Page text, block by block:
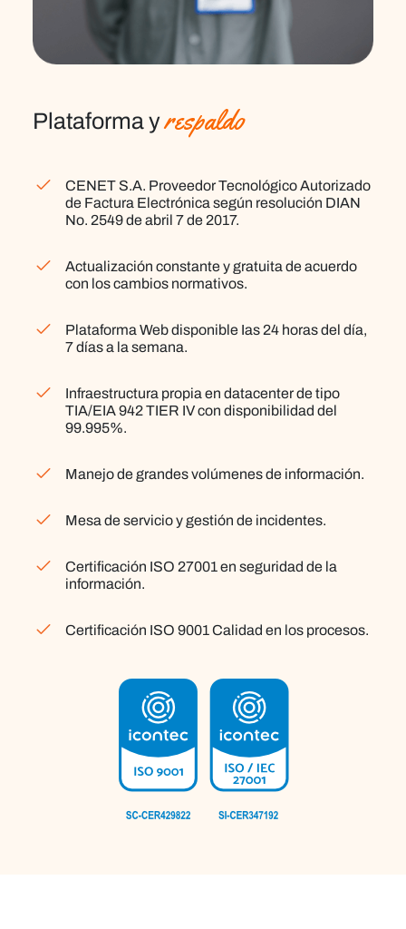
Plataforma yrespaldo
CENET S.A. Proveedor Tecnológico Autorizado
de Factura Electrónica según resolución DIAN
No. 2549 de abril 7 de 2017.
Actualización constante y gratuita de acuerdo
con los cambios normativos.
Plataforma Webdisponible Ias 24 horas del día,
7 días a la semana.
Infraestructura propia en datacenter de tipo
TIA/EIA 942 TIER IV con disponibilidad del
99.995%.
Manejo degrandes volúmenes de información.
Mesa de servicioy gestión de incidentes.
Certificación ISO 27001en seguridad de la
información.
Certificación ISO 9001Calidad en los procesos.